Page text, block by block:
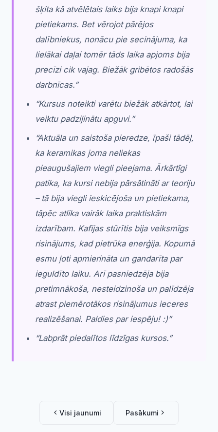
šķita kā atvēlētais laiks bija knapi knapi
pietiekams. Bet vērojot pārējos
dalībniekus, nonācu pie secinājuma, ka
lielākai daļai tomēr tāds laika apjoms bija
precīzi cik vajag. Biežāk gribētos radošās
darbnīcas.”
“Kursus noteikti varētu biežāk atkārtot, lai
veiktu padziļinātu apguvi.”
“Aktuāla un saistoša pieredze, īpaši tādēļ,
ka keramikas joma neliekas
pieaugušajiem viegli pieejama. Ārkārtīgi
patika, ka kursi nebija pārsātināti ar teoriju
– tā bija viegli ieskicējoša un pietiekama,
tāpēc atlika vairāk laika praktiskām
izdarībam. Kafijas stūrītis bija veiksmīgs
risinājums, kad pietrūka enerģija. Kopumā
esmu ļoti apmierināta un gandarīta par
ieguldīto laiku. Arī pasniedzēja bija
pretimnākoša, nesteidzinoša un palīdzēja
atrast piemērotākos risinājumus ieceres
realizēšanai. Paldies par iespēju! :)”
“Labprāt piedalītos līdzīgas kursos.”
Visi jaunumi Pasākumi